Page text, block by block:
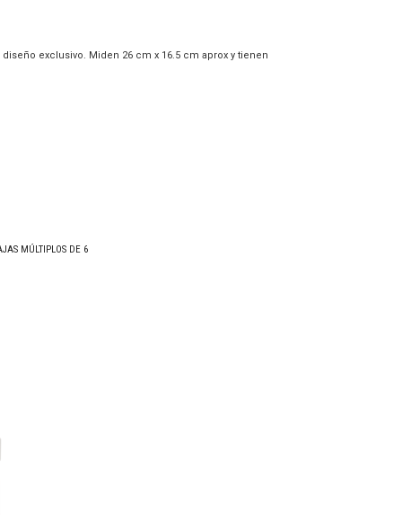
exclusivo. Miden 26 cm x 16.5 cm aprox y tienen
MÚLTIPLOS DE 6